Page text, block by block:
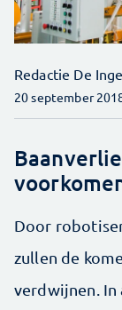
Redactie De
20 september
Door
zullen de
verdwijnen. In